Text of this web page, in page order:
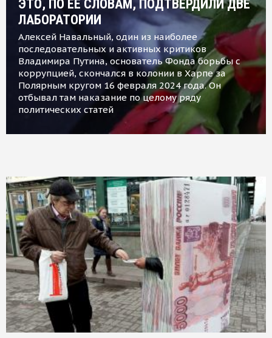
ЭТО, ПО ЕЕ СЛОВАМ, ПОДТВЕРДИЛИ ДВЕ
ЛАБОРАТОРИИ
Алексей Навальный, один из наиболее
последовательных и активных критиков
Владимира Путина, основатель Фонда борьбы с
коррупцией, скончался в колонии в Харпе за
Полярным кругом 16 февраля 2024 года. Он
отбывал там наказание по целому ряду
политических статей